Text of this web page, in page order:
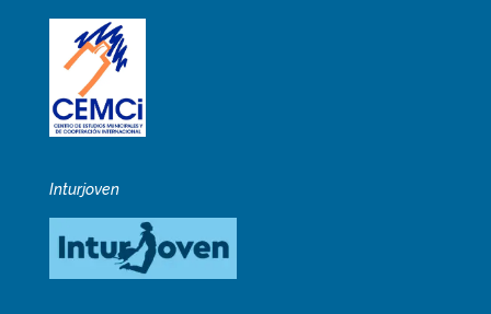
Inturjoven